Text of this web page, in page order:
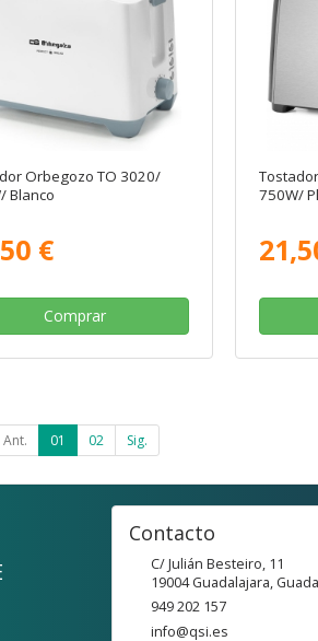
Orbegozo TO 3020/
Blanco
€
Comprar
750W/
Ant. 01 02 Sig.
Contacto
C/ Julián Besteiro, 11
19004 Guadalajara,
949 202 157
info@qsi.es